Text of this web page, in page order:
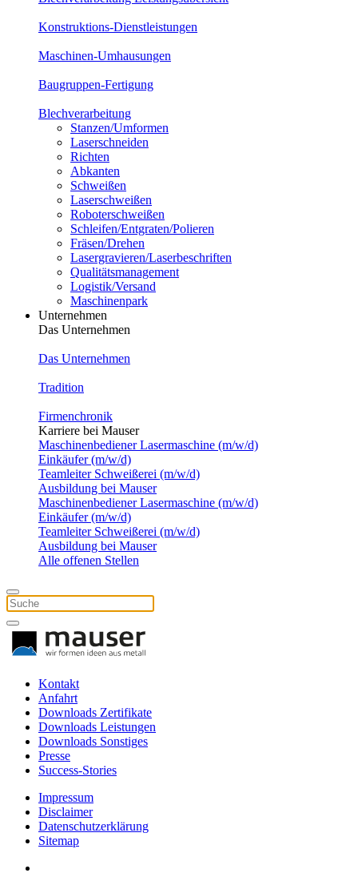
Konstruktions-Dienstleistungen
Maschinen-Umhausungen
Baugruppen-Fertigung
Blechverarbeitung
Stanzen/Umformen
Laserschneiden
Richten
Abkanten
Schweißen
Laserschweißen
Roboterschweißen
Schleifen/Entgraten/Polieren
Fräsen/Drehen
Lasergravieren/Laserbeschriften
Qualitätsmanagement
Logistik/Versand
Maschinenpark
Unternehmen
Das Unternehmen
Das Unternehmen
Tradition
Firmenchronik
Karriere bei Mauser
Maschinenbediener Lasermaschine (m/w/d)
Einkäufer (m/w/d)
Teamleiter Schweißerei (m/w/d)
Ausbildung bei Mauser
Maschinenbediener Lasermaschine (m/w/d)
Einkäufer (m/w/d)
Teamleiter Schweißerei (m/w/d)
Ausbildung bei Mauser
Alle offenen Stellen
Kontakt
Anfahrt
Downloads Zertifikate
Downloads Leistungen
Downloads Sonstiges
Presse
Success-Stories
Impressum
Disclaimer
Datenschutzerklärung
Sitemap